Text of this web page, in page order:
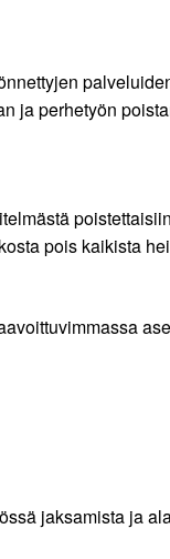
ja perhetyön
pois kaikista
jaksamista ja